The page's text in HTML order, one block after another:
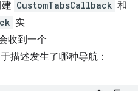
CustomTabsCallback 和
实
收到一个
描述发生了哪种导航：